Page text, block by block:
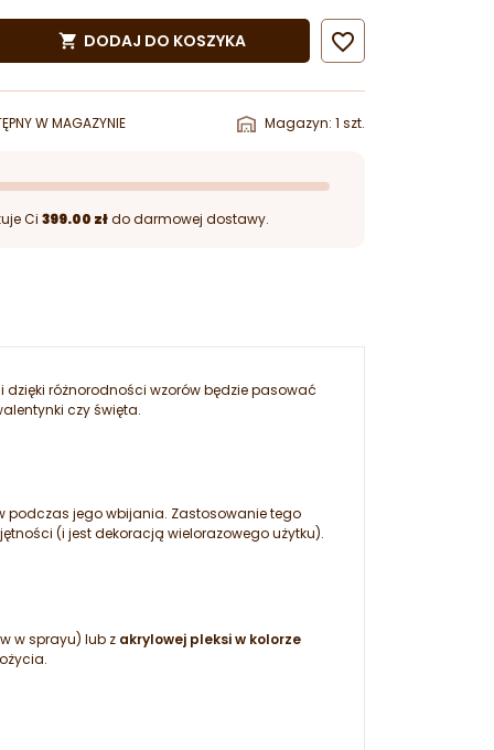
 DODAJ DO KOSZYKA 
W MAGAZYNIE Magazyn: 1 szt.
Ci 399.00 złdo darmowej dostawy.
dzięki różnorodności wzorów będzie pasować
czy święta.
podczas jego wbijania. Zastosowanie tego
(i jest dekoracją wielorazowego użytku).
w sprayu) lub z akrylowej pleksi w kolorze